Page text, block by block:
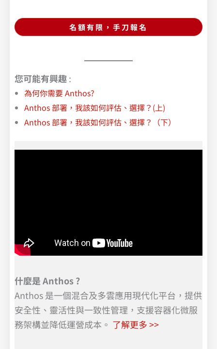
名額有限，手刀報名
您可能有興趣:
為何你需要 Anthos?
Anthos 部署，我該如何評估、選擇？(上)
Anthos 部署，我該如何評估、選擇？（下）
什麼是 Anthos ?
Anthos 是一個混合及多雲應用現代化平台，提供
安全性、靈活性與一致性管理，支援容器化微服
務架構並降低運營成本。 了解更多 >>